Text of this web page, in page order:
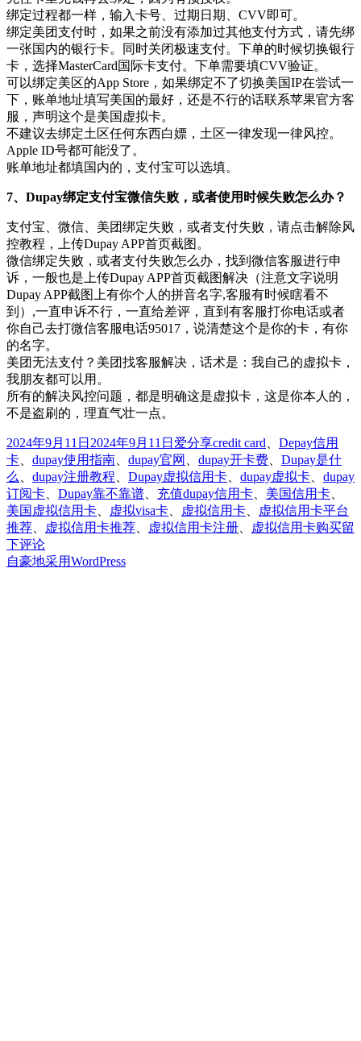
绑定过程都一样，输入卡号、过期日期、CVV即可。
绑定美团支付时，如果之前没有添加过其他支付方式，请先绑
一张国内的银行卡。同时关闭极速支付。下单的时候切换银行
卡，选择MasterCard国际卡支付。下单需要填CVV验证。
可以绑定美区的App Store，如果绑定不了切换美国IP在尝试一
下，账单地址填写美国的最好，还是不行的话联系苹果官方客
服，声明这个是美国虚拟卡。
不建议去绑定土区任何东西白嫖，土区一律发现一律风控。
Apple ID号都可能没了。
账单地址都填国内的，支付宝可以选填。
7、Dupay绑定支付宝微信失败，或者使用时候失败怎么办？
支付宝、微信、美团绑定失败，或者支付失败，请点击解除风
控教程，上传Dupay APP首页截图。
微信绑定失败，或者支付失败怎么办，找到微信客服进行申
诉，一般也是上传Dupay APP首页截图解决（注意文字说明
Dupay APP截图上有你个人的拼音名字,客服有时候瞎看不
到）,一直申诉不行，一直给差评，直到有客服打你电话或者
你自己去打微信客服电话95017，说清楚这个是你的卡，有你
的名字。
美团无法支付？美团找客服解决，话术是：我自己的虚拟卡，
我朋友都可以用。
所有的解决风控问题，都是明确这是虚拟卡，这是你本人的，
不是盗刷的，理直气壮一点。
发
布
于
2024年9月11日 2024年9月11日 分
类
爱分享标
签
credit card
Depay信用
卡
dupay使用指南 dupay官网 dupay开卡费
Dupay是什
么
dupay注册教程 Dupay虚拟信用卡 dupay虚拟卡
dupay
订阅卡
Dupay靠不靠谱 充值dupay信用卡 美国信用卡
美国虚拟信用卡
虚拟visa卡 虚拟信用卡
虚拟信用卡平台
推荐
虚拟信用卡推荐 虚拟信用卡注册 虚拟信用卡购买于
留
下评论
自豪地采用WordPress